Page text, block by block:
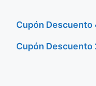
Cupón Descuento
Cupón Descuento